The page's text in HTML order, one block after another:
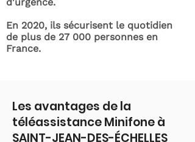
En 2020, ils sécurisent le quotidien
de plus de 27 000 personnes en
France.
Les avantages de la
téléassistance Minifone à
SAINT-JEAN-DES-ÉCHELLES